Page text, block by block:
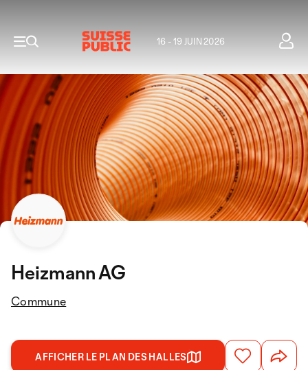
16 - 19 JUIN 2026
Heizmann AG
Commune
AFFICHER LE PLAN DES HALLES